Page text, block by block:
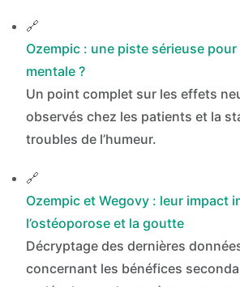
🔗
Ozempic : une piste sérieuse
mentale ?
Un point complet sur les effets
observés chez les patients et la
troubles de l’humeur.
🔗
Ozempic et Wegovy : leur impact
l’ostéoporose et la goutte
Décryptage des dernières
concernant les bénéfices